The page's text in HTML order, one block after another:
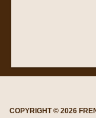
COPYRIGHT © 2026